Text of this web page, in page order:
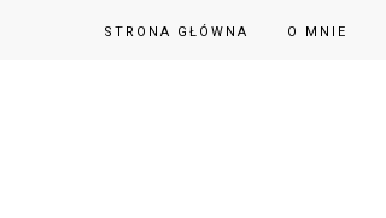
STRONA GŁÓWNA O MNIE